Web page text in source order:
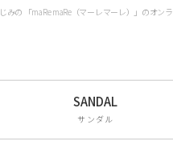
の 「maRe maRe（マーレマーレ）」のオンラ
サンダル
コンフォート
パンプス
スニーカー